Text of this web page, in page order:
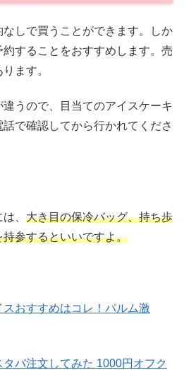
しで買うことができます。しか
することをおすすめします。売
ます。
うので、目当てのアイスケーキ
で確認してから行かれてくださ
、 大き目の保冷バッグ、持ち歩
参するといいですよ。
おすすめはコレ！パルム激
バ注文してみた 1000円オフク